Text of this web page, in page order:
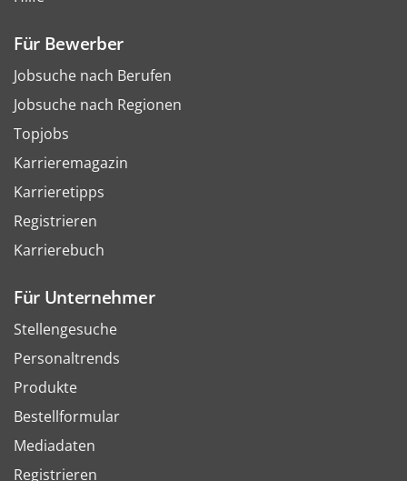
Für Bewerber
Jobsuche nach Berufen
Jobsuche nach Regionen
Topjobs
Karrieremagazin
Karrieretipps
Registrieren
Karrierebuch
Für Unternehmer
Stellengesuche
Personaltrends
Produkte
Bestellformular
Mediadaten
Registrieren